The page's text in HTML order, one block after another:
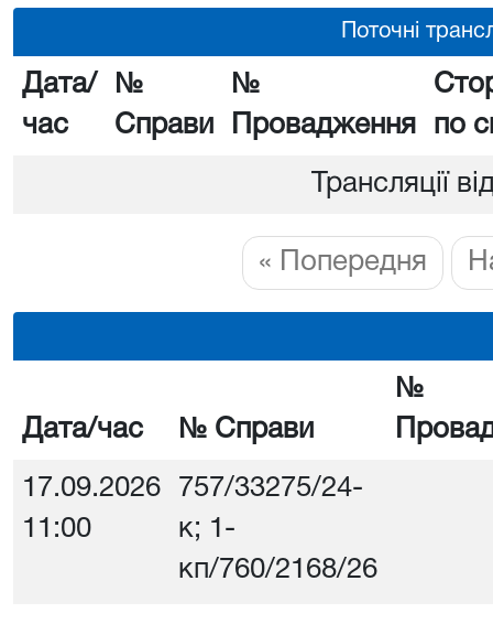
Поточні
Дата/
час
№
Справи
№
Провадження
по
Трансляції
« Попередня
Дата/час № Справи
№
17.09.2026
11:00
757/33275/24-
к; 1-
кп/760/2168/26